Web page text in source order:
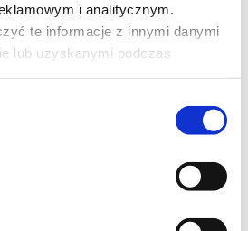
i analitycznym.
te informacje z innymi danymi
lub uzyskanymi podczas
Karol Śliwka opuszcza wieś i
w Warszawie. Postanawia zająć się
ale są obecne w polskich domach, na